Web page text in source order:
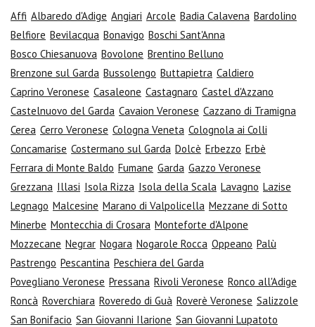
Affi Albaredo d'Adige Angiari Arcole Badia Calavena Bardolino
Belfiore Bevilacqua Bonavigo Boschi Sant'Anna
Bosco Chiesanuova Bovolone Brentino Belluno
Brenzone sul Garda Bussolengo Buttapietra Caldiero
Caprino Veronese Casaleone Castagnaro Castel d'Azzano
Castelnuovo del Garda Cavaion Veronese Cazzano di Tramigna
Cerea Cerro Veronese Cologna Veneta Colognola ai Colli
Concamarise Costermano sul Garda Dolcè Erbezzo Erbè
Ferrara di Monte Baldo Fumane Garda Gazzo Veronese
Grezzana Illasi Isola Rizza Isola della Scala Lavagno Lazise
Legnago Malcesine Marano di Valpolicella Mezzane di Sotto
Minerbe Montecchia di Crosara Monteforte d'Alpone
Mozzecane Negrar Nogara Nogarole Rocca Oppeano Palù
Pastrengo Pescantina Peschiera del Garda
Povegliano Veronese Pressana Rivoli Veronese Ronco all'Adige
Roncà Roverchiara Roveredo di Guà Roverè Veronese Salizzole
San Bonifacio San Giovanni Ilarione San Giovanni Lupatoto